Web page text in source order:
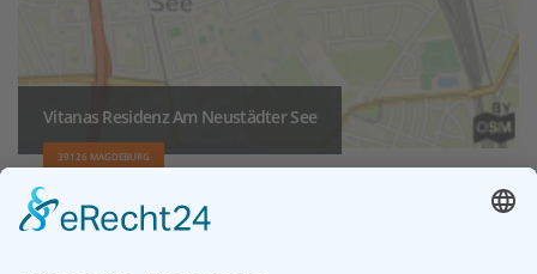
Vitanas Residenz Am Neustädter See
39126 MAGDEBURG